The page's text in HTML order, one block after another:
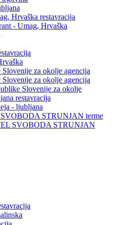
- Umag, Hrvaška
Slovenije za okolje
- ljubljana
SVOBODA STRUNJAN